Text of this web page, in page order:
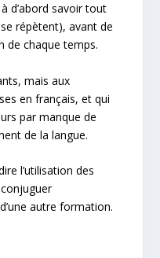
d’abord savoir tout
répètent), avant de
de chaque temps.
mais aux
en français, et qui
par manque de
de la langue.
l’utilisation des
autre formation.